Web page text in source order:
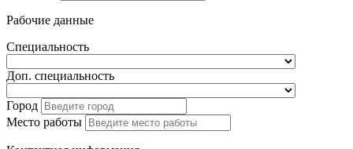
Рабочие данные
Специальность
Доп. специальность
Город
Место работы